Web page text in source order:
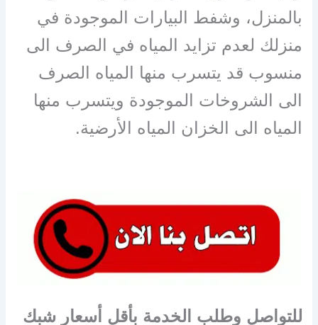
بالمنزل، وشفط البيارات الموجودة في
منزلك لعدم تزايد المياه في الصرف الى
منسوب قد يتسرب منها المياه الصرف
الى الشروخات الموجودة ويتسرب منها
المياه الى الخزان المياه الأرضية.
للتواصل وطلب الخدمة بأقل أسعار شبك